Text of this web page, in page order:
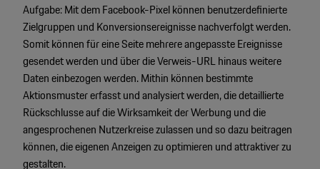
Aufgabe: Mit dem Facebook-Pixel können benutzerdefinierte
Zielgruppen und Konversionsereignisse nachverfolgt werden.
Somit können für eine Seite mehrere angepasste Ereignisse
gesendet werden und über die Verweis-URL hinaus weitere
Daten einbezogen werden. Mithin können bestimmte
Aktionsmuster erfasst und analysiert werden, die detaillierte
Rückschlusse auf die Wirksamkeit der Werbung und die
angesprochenen Nutzerkreise zulassen und so dazu beitragen
können, die eigenen Anzeigen zu optimieren und attraktiver zu
gestalten.